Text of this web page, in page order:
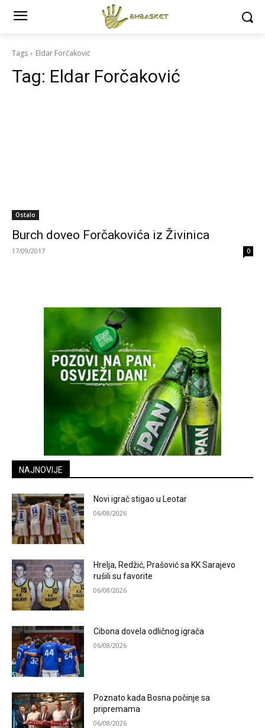
Tags Eldar Forčaković
Tag: Eldar Forčaković
Ostalo
Burch doveo Forčakovića iz Živinica
17/09/2017 0
NAJNOVIJE
Novi igrač stigao u Leotar
06/08/2026
Hrelja, Redžić, Prašović sa KK Sarajevo
rušili su favorite
06/08/2026
Cibona dovela odličnog igrača
06/08/2026
Poznato kada Bosna počinje sa
pripremama
06/08/2026